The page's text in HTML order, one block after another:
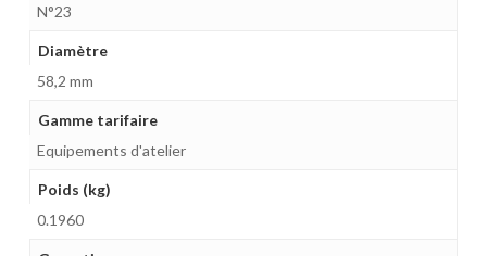
N°23
Diamètre
58,2 mm
Gamme tarifaire
Equipements d'atelier
Poids (kg)
0.1960